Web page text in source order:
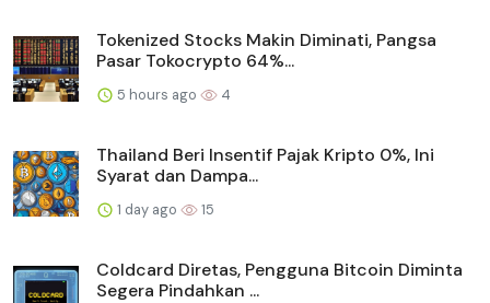
Tokenized Stocks Makin Diminati, Pangsa
Pasar Tokocrypto 64%...
5 hours ago 4
Thailand Beri Insentif Pajak Kripto 0%, Ini
Syarat dan Dampa...
1 day ago 15
Coldcard Diretas, Pengguna Bitcoin Diminta
Segera Pindahkan ...